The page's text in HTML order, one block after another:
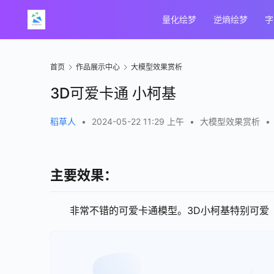
量化绘梦 逆熵绘梦
首页 作品展示中心 大模型效果赏析
3D可爱卡通 小柯基
稻草人 • 2024-05-22 11:29 上午 • 大模型效果赏析 •
主要效果：
非常不错的可爱卡通模型。3D小柯基特别可爱